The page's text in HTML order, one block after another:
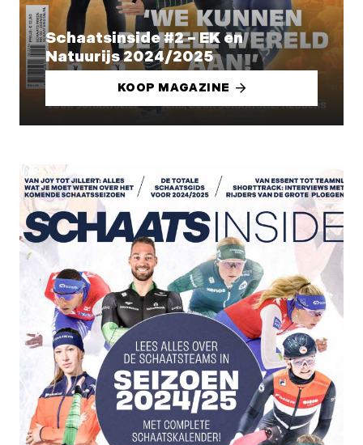
Schaatsinside #2 – EK en
Natuurijs 2024/2025
KOOP MAGAZINE